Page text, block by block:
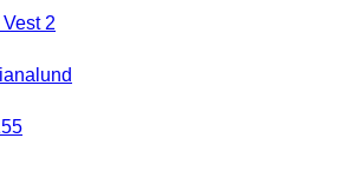
Vest 2